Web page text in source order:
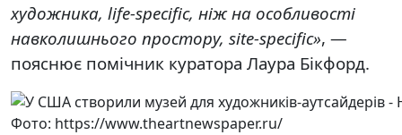
художника, life-specifiс, ніж на особливості
навколишнього простору, site-specifiс», —
пояснює помічник куратора Лаура Бікфорд.
Фото: https://www.theartnewspaper.ru/